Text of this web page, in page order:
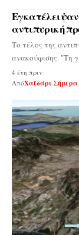
Εγκατέλειψαν
αντιπυρική
Το τέλος της
ανακούφισης. "Τη
4 έτη πριν
ΑπόΧαϊδάρι Σήμερα